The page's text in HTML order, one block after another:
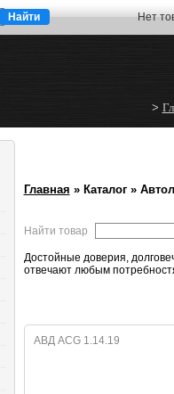
Нет
>
Главная » Каталог»
Найти товар
Достойные доверия,
отвечают любым
АВД ACG 1.14.19